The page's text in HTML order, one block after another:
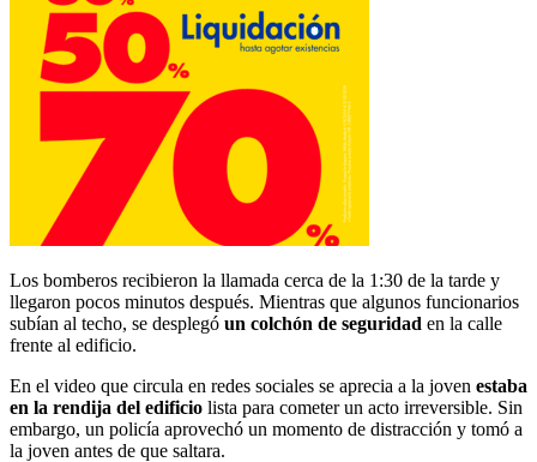
Los bomberos recibieron la llamada cerca de la 1:30 de la tarde y
llegaron pocos minutos después. Mientras que algunos funcionarios
subían al techo, se desplegó un colchón de seguridad en la calle
frente al edificio.
En el video que circula en redes sociales se aprecia a la joven estaba
en la rendija del edificio lista para cometer un acto irreversible. Sin
embargo, un policía aprovechó un momento de distracción y tomó a
la joven antes de que saltara.